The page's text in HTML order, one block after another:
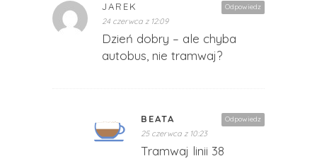
Odpowiedz
JAREK
24 czerwca z 12:09
Dzień dobry – ale chyba
autobus, nie tramwaj?
Odpowiedz
BEATA
25 czerwca z 10:23
Tramwaj linii 38